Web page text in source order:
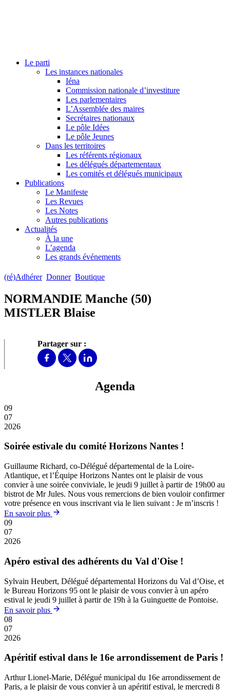
Le parti
Les instances nationales
Iéna
Commission nationale d’investiture
Les parlementaires
L’Assemblée des maires
Secrétaires nationaux
Le pôle Idées
Le pôle Jeunes
Dans les territoires
Les référents régionaux
Les délégués départementaux
Les comités et délégués municipaux
Publications
Le Manifeste
Les Revues
Les Notes
Autres publications
Actualités
À la une
L’agenda
Les grands événements
(ré)Adhérer Donner Boutique
NORMANDIE Manche (50)
MISTLER Blaise
Partager sur :
Agenda
09
07
2026
Soirée estivale du comité Horizons Nantes !
Guillaume Richard, co-Délégué départemental de la Loire-
Atlantique, et l’Équipe Horizons Nantes ont le plaisir de vous
convier à une soirée conviviale, le jeudi 9 juillet à partir de 19h00 au
bistrot de Mr Jules. Nous vous remercions de bien vouloir confirmer
votre présence en vous inscrivant via le lien suivant : Je m’inscris !
En savoir plus
09
07
2026
Apéro estival des adhérents du Val d'Oise !
Sylvain Heubert, Délégué départemental Horizons du Val d’Oise, et
le Bureau Horizons 95 ont le plaisir de vous convier à un apéro
estival le jeudi 9 juillet à partir de 19h à la Guinguette de Pontoise.
En savoir plus
08
07
2026
Apéritif estival dans le 16e arrondissement de Paris !
Arthur Lionel-Marie, Délégué municipal du 16e arrondissement de
Paris, a le plaisir de vous convier à un apéritif estival, le mercredi 8